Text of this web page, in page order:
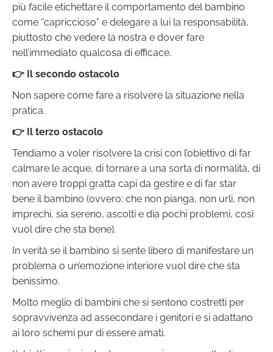
più facile etichettare il comportamento del bambino
come “capriccioso” e delegare a lui la responsabilità,
piuttosto che vedere la nostra e dover fare
nell’immediato qualcosa di efficace.
👉 Il secondo ostacolo
Non sapere come fare a risolvere la situazione nella
pratica.
👉 Il terzo ostacolo
Tendiamo a voler risolvere la crisi con l’obiettivo di far
calmare le acque, di tornare a una sorta di normalità, di
non avere troppi gratta capi da gestire e di far star
bene il bambino (ovvero: che non pianga, non urli, non
imprechi, sia sereno, ascolti e dia pochi problemi, così
vuol dire che sta bene).
In verità se il bambino si sente libero di manifestare un
problema o un’emozione interiore vuol dire che sta
benissimo.
Molto meglio di bambini che si sentono costretti per
sopravvivenza ad assecondare i genitori e si adattano
ai loro schemi pur di essere amati.